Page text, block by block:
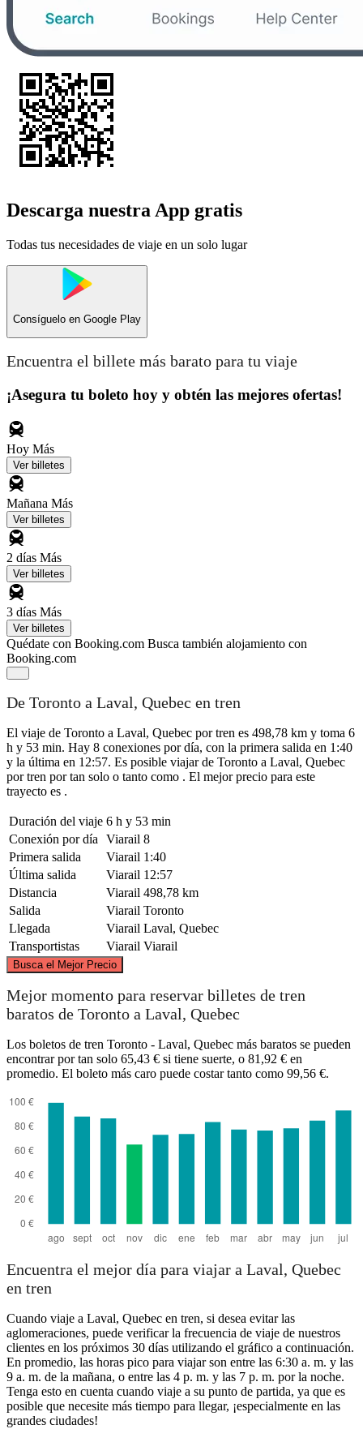
Descarga nuestra App gratis
Todas tus necesidades de viaje en un solo lugar
Consíguelo en Google Play
Encuentra el billete más barato para tu viaje
¡Asegura tu boleto hoy y obtén las mejores ofertas!
Hoy Más
Ver billetes
Mañana Más
Ver billetes
2 días Más
Ver billetes
3 días Más
Ver billetes
Quédate con Booking.com Busca también alojamiento con
Booking.com
De Toronto a Laval, Quebec en tren
El viaje de Toronto a Laval, Quebec por tren es 498,78 km y toma 6
h y 53 min. Hay 8 conexiones por día, con la primera salida en 1:40
y la última en 12:57. Es posible viajar de Toronto a Laval, Quebec
por tren por tan solo o tanto como . El mejor precio para este
trayecto es .
Duración del viaje 6 h y 53 min
Conexión por día
Viarail 8
Primera salida
Viarail 1:40
Última salida
Viarail 12:57
Distancia
Viarail 498,78 km
Salida
Viarail Toronto
Llegada
Viarail Laval, Quebec
Transportistas
Viarail Viarail
Busca el Mejor Precio
Toronto
Mejor momento para reservar billetes de tren
baratos de Toronto a Laval, Quebec
Los boletos de tren Toronto - Laval, Quebec más baratos se pueden
encontrar por tan solo 65,43 € si tiene suerte, o 81,92 € en
promedio. El boleto más caro puede costar tanto como 99,56 €.
Encuentra el mejor día para viajar a Laval, Quebec
en tren
Cuando viaje a Laval, Quebec en tren, si desea evitar las
aglomeraciones, puede verificar la frecuencia de viaje de nuestros
clientes en los próximos 30 días utilizando el gráfico a continuación.
En promedio, las horas pico para viajar son entre las 6:30 a. m. y las
9 a. m. de la mañana, o entre las 4 p. m. y las 7 p. m. por la noche.
Tenga esto en cuenta cuando viaje a su punto de partida, ya que es
posible que necesite más tiempo para llegar, ¡especialmente en las
grandes ciudades!